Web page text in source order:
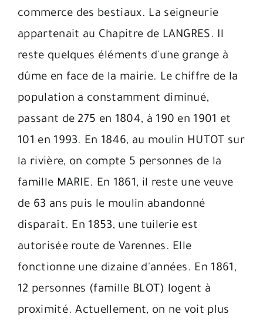
commerce des bestiaux. La seigneurie
appartenait au Chapitre de LANGRES. Il
reste quelques éléments d'une grange à
dûme en face de la mairie. Le chiffre de la
population a constamment diminué,
passant de 275 en 1804, à 190 en 1901 et
101 en 1993. En 1846, au moulin HUTOT sur
la rivière, on compte 5 personnes de la
famille MARIE. En 1861, il reste une veuve
de 63 ans puis le moulin abandonné
disparaît. En 1853, une tuilerie est
autorisée route de Varennes. Elle
fonctionne une dizaine d'années. En 1861,
12 personnes (famille BLOT) logent à
proximité. Actuellement, on ne voit plus